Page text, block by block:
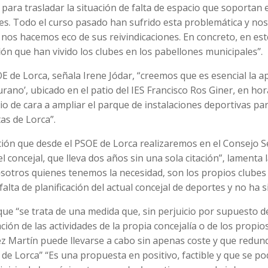
para trasladar la situación de falta de espacio que soportan
Todo el curso pasado han sufrido esta problemática y
hacemos eco de sus reivindicaciones. En concreto, en
que han vivido los clubes en los pabellones municipales”.
de Lorca, señala Irene Jódar, “creemos que es esencial la
ubicado en el patio del IES Francisco Ros Giner, en
de cara a ampliar el parque de instalaciones deportivas
de Lorca”.
que desde el PSOE de Lorca realizaremos en el Consejo
concejal, que lleva dos años sin una sola citación”, lamenta
quienes tenemos la necesidad, son los propios
de planificación del actual concejal de deportes y no ha
“se trata de una medida que, sin perjuicio por supuesto
de las actividades de la propia concejalía o de los
Martín puede llevarse a cabo sin apenas coste y que
Lorca” “Es una propuesta en positivo, factible y que se